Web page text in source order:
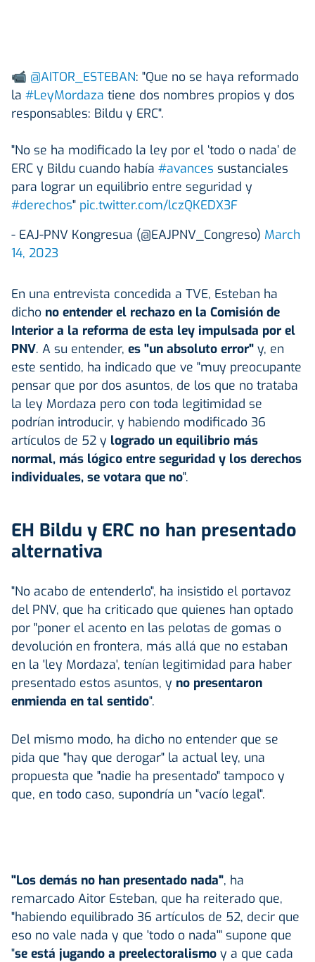
📹 @AITOR_ESTEBAN: "Que no se haya reformado
la #LeyMordaza tiene dos nombres propios y dos
responsables: Bildu y ERC".
"No se ha modificado la ley por el ‘todo o nada’ de
ERC y Bildu cuando había #avances sustanciales
para lograr un equilibrio entre seguridad y
#derechos" pic.twitter.com/lczQKEDX3F
- EAJ-PNV Kongresua (@EAJPNV_Congreso) March
14, 2023
En una entrevista concedida a TVE, Esteban ha
dicho no entender el rechazo en la Comisión de
Interior a la reforma de esta ley impulsada por el
PNV. A su entender, es "un absoluto error" y, en
este sentido, ha indicado que ve "muy preocupante
pensar que por dos asuntos, de los que no trataba
la ley Mordaza pero con toda legitimidad se
podrían introducir, y habiendo modificado 36
artículos de 52 y logrado un equilibrio más
normal, más lógico entre seguridad y los derechos
individuales, se votara que no".
EH Bildu y ERC no han presentado
alternativa
"No acabo de entenderlo", ha insistido el portavoz
del PNV, que ha criticado que quienes han optado
por "poner el acento en las pelotas de gomas o
devolución en frontera, más allá que no estaban
en la 'ley Mordaza', tenían legitimidad para haber
presentado estos asuntos, y no presentaron
enmienda en tal sentido".
Del mismo modo, ha dicho no entender que se
pida que "hay que derogar" la actual ley, una
propuesta que "nadie ha presentado" tampoco y
que, en todo caso, supondría un "vacío legal".
"Los demás no han presentado nada", ha
remarcado Aitor Esteban, que ha reiterado que,
"habiendo equilibrado 36 artículos de 52, decir que
eso no vale nada y que 'todo o nada'" supone que
"se está jugando a preelectoralismo y a que cada